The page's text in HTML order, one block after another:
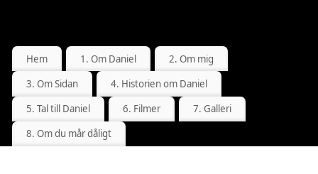
Hem 1. Om Daniel
2. Om mig
3. Om Sidan
4. Historien om Daniel
5. Tal till Daniel
6. Filmer
7. Galleri
8. Om du mår dåligt